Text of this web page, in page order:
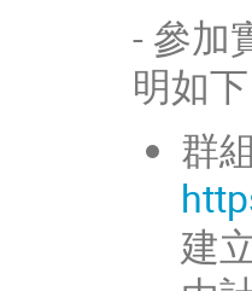
- 參加
明如下
群
建